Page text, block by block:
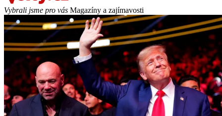
Vybrali jsme pro vás Magazíny a zajímavosti